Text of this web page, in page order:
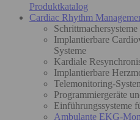
Produktkatalog
Cardiac Rhythm
Schrittmachersysteme
Implantierbare
Systeme
Kardiale
Implantierbare
Telemonitoring-
Programmiergeräte
Einführungssysteme
Ambulante EKG-